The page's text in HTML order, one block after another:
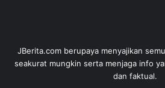
JBerita.com berupaya menyajikan
seakurat mungkin serta menjaga info
dan faktual.